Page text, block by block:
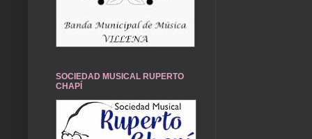
SOCIEDAD MUSICAL RUPERTO
CHAPÍ